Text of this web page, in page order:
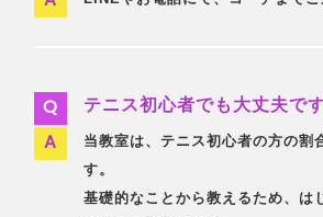
テニス初心者でも大丈夫で
当教室は、テニス初心者の方の割
す。
基礎的なことから教えるため、は